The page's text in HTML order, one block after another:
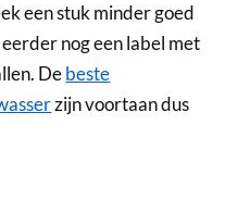
een stuk minder goed
nog een label met
Debeste
zijn voortaan dus